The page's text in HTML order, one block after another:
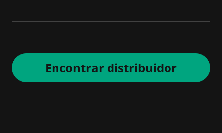
Encontrar distribuidor